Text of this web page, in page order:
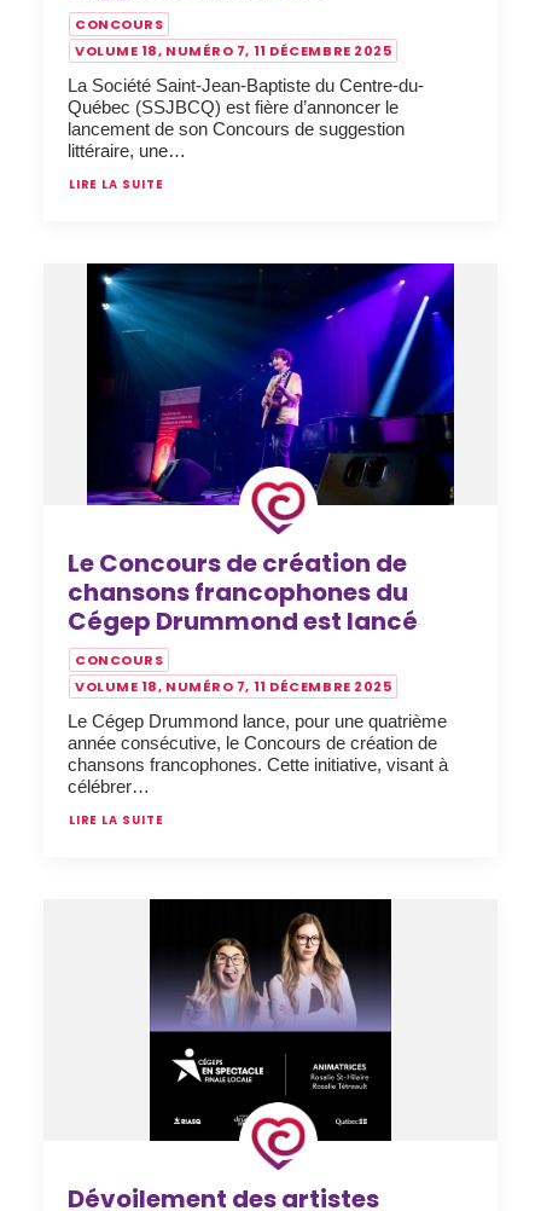
CONCOURS
VOLUME 18, NUMÉRO 7, 11 DÉCEMBRE 2025
La Société Saint-Jean-Baptiste du Centre-du-
Québec (SSJBCQ) est fière d’annoncer le
lancement de son Concours de suggestion
littéraire, une…
LIRE LA SUITE
Le Concours de création de
chansons francophones du
Cégep Drummond est lancé
CONCOURS
VOLUME 18, NUMÉRO 7, 11 DÉCEMBRE 2025
Le Cégep Drummond lance, pour une quatrième
année consécutive, le Concours de création de
chansons francophones. Cette initiative, visant à
célébrer…
LIRE LA SUITE
Dévoilement des artistes